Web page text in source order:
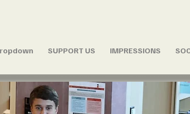
SUPPORT US IMPRESSIONS